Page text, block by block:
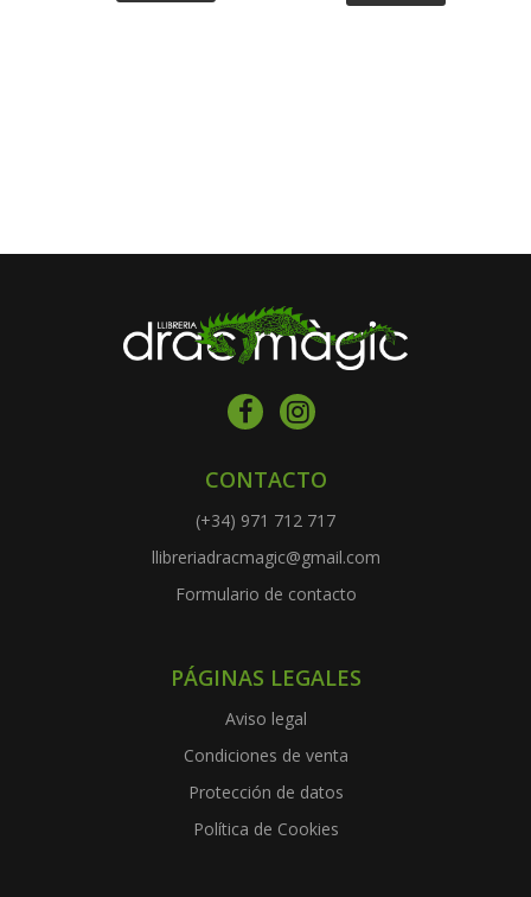
CONTACTO
(+34) 971 712 717
llibreriadracmagic@gmail.com
Formulario de contacto
PÁGINAS LEGALES
Aviso legal
Condiciones de venta
Protección de datos
Política de Cookies